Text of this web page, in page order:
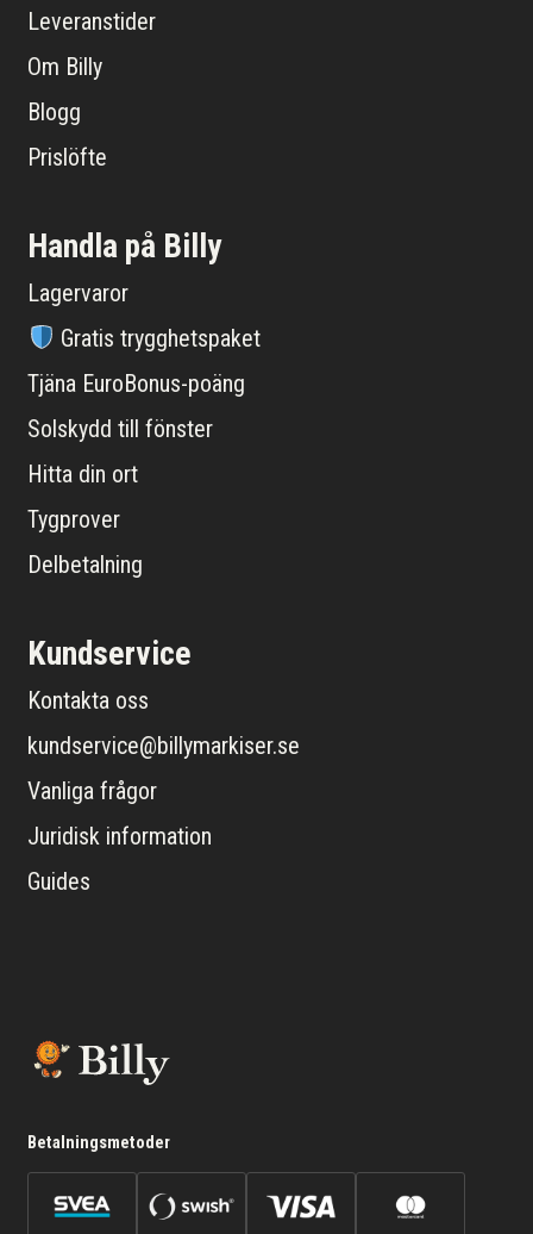
Leveranstider
Om Billy
Blogg
Prislöfte
Handla på Billy
Lagervaror
Gratis trygghetspaket
Tjäna EuroBonus-poäng
Solskydd till fönster
Hitta din ort
Tygprover
Delbetalning
Kundservice
Kontakta oss
kundservice@billymarkiser.se
Vanliga frågor
Juridisk information
Guides
Betalningsmetoder